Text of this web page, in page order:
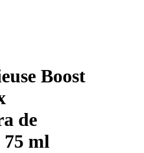
Boost
de
ml